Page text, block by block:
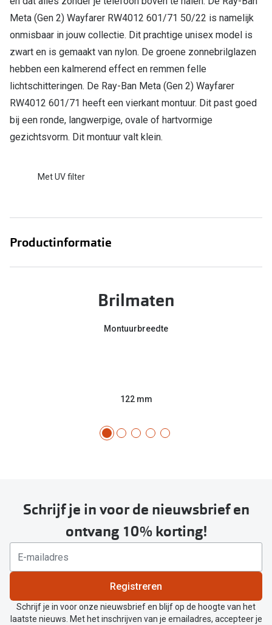
Meta (Gen 2) Wayfarer RW4012 601/71 50/22 is namelijk
onmisbaar in jouw collectie. Dit prachtige unisex model is
zwart en is gemaakt van nylon. De groene zonnebrilglazen
hebben een kalmerend effect en remmen felle
lichtschitteringen. De Ray-Ban Meta (Gen 2) Wayfarer
RW4012 601/71 heeft een vierkant montuur. Dit past goed
bij een ronde, langwerpige, ovale of hartvormige
gezichtsvorm. Dit montuur valt klein.
Met UV filter
Productinformatie
Brilmaten
Montuurbreedte
122 mm
Schrijf je in voor de nieuwsbrief en
ontvang 10% korting!
Registreren
Schrijf je in voor onze nieuwsbrief en blijf op de hoogte van het
laatste nieuws. Met het inschrijven van je emailadres, accepteer je